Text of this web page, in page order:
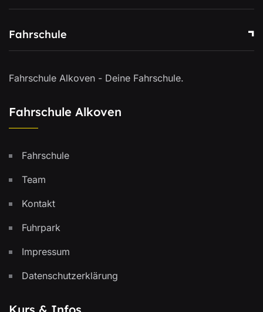
Fahrschule
Fahrschule Alkoven - Deine Fahrschule.
Fahrschule Alkoven
Fahrschule
Team
Kontakt
Fuhrpark
Impressum
Datenschutzerklärung